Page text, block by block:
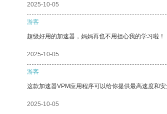
2025-10-05
游客
超级好用的加速器，妈妈再也不用担心我的学习啦！
2025-10-05
游客
这款加速器VPM应用程序可以给你提供最高速度和
2025-10-05